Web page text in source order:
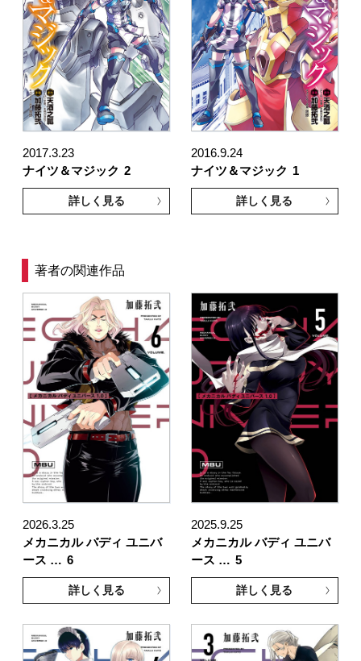
2017.3.23
ナイツ＆マジック 2
詳しく見る
2016.9.24
ナイツ＆マジック 1
詳しく見る
著者の関連作品
2026.3.25
メカニカル バディ ユニバ
ース … 6
詳しく見る
2025.9.25
メカニカル バディ ユニバ
ース … 5
詳しく見る